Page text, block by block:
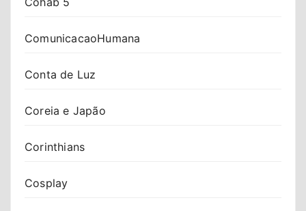
ComunicacaoHumana
Conta de Luz
Coreia e Japão
Corinthians
Cosplay